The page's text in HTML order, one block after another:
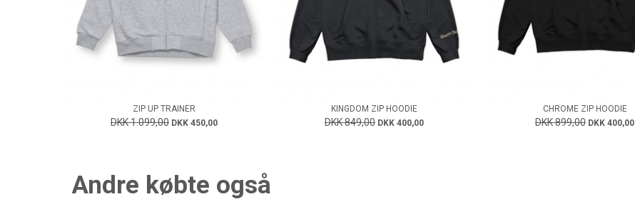
ZIP UP TRAINER
DKK 1.099,00 DKK 450,00
KINGDOM ZIP HOODIE
DKK 849,00 DKK 400,00
CHROME ZIP HOODIE
DKK 899,00 DKK 400,00
Andre købte også